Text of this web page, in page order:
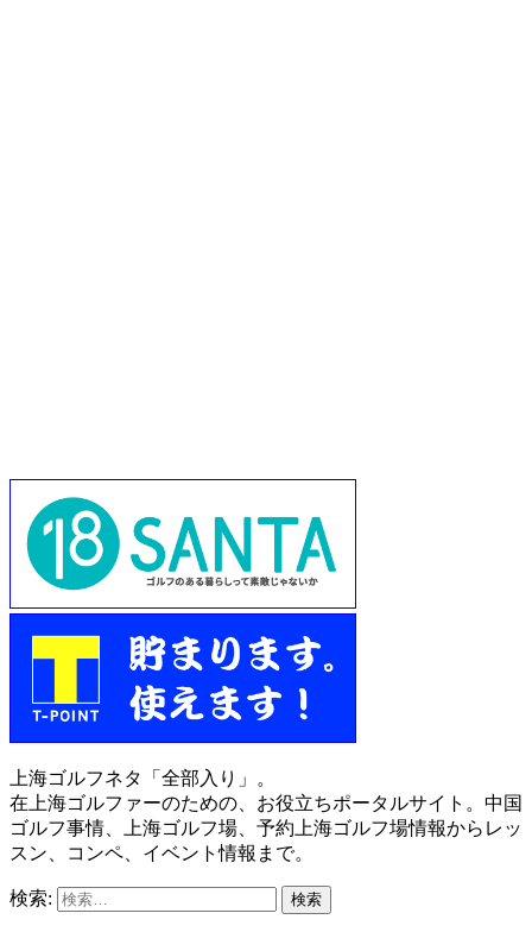
上海ゴルフネタ「全部入り」。
在上海ゴルファーのための、お役立ちポータルサイト。中国
ゴルフ事情、上海ゴルフ場、予約上海ゴルフ場情報からレッ
スン、コンペ、イベント情報まで。
検索: